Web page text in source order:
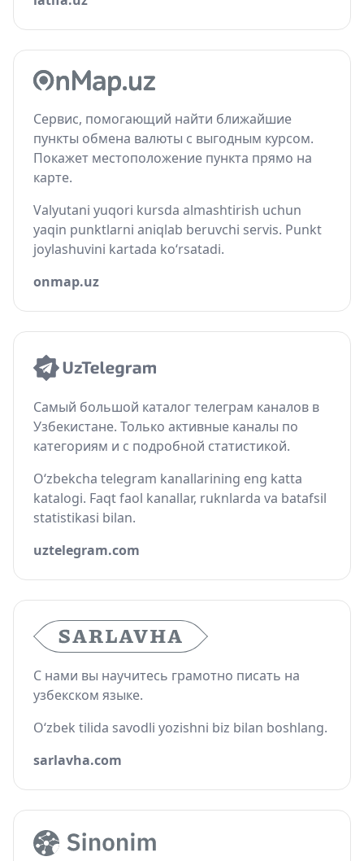
Сервис, помогающий найти ближайшие
пункты обмена валюты с выгодным курсом.
Покажет местоположение пункта прямо на
карте.
Valyutani yuqori kursda almashtirish uchun
yaqin punktlarni aniqlab beruvchi servis. Punkt
joylashuvini kartada ko‘rsatadi.
onmap.uz
Самый большой каталог телеграм каналов в
Узбекистане. Только активные каналы по
категориям и с подробной статистикой.
O‘zbekcha telegram kanallarining eng katta
katalogi. Faqt faol kanallar, ruknlarda va batafsil
statistikasi bilan.
uztelegram.com
С нами вы научитесь грамотно писать на
узбекском языке.
O‘zbek tilida savodli yozishni biz bilan boshlang.
sarlavha.com